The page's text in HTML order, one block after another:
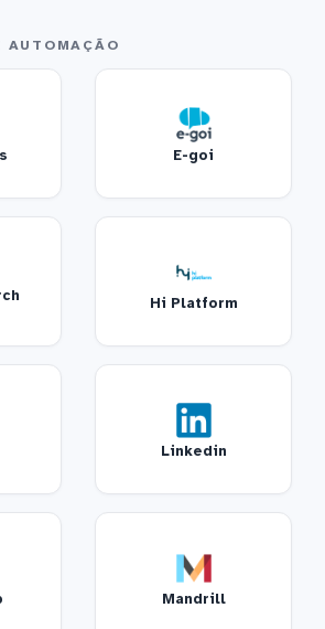
E-goi
Hi Platform
Linkedin
Mandrill